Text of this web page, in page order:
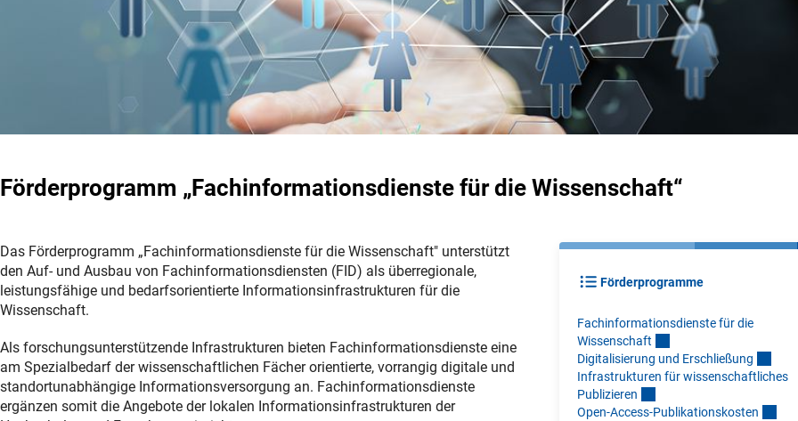
Förderprogramm „Fachinformationsdienste für die Wissenschaft“
Förderprogramme
Fachinformationsdienste für die
Wissenschaft
Digitalisierung und Erschließung
Infrastrukturen für wissenschaftliches
Publizieren
Open-Access-Publikationskosten
Das Förderprogramm „Fachinformationsdienste für die Wissenschaft" unterstützt
den Auf- und Ausbau von Fachinformationsdiensten (FID) als überregionale,
leistungsfähige und bedarfsorientierte Informationsinfrastrukturen für die
Wissenschaft.
Als forschungsunterstützende Infrastrukturen bieten Fachinformationsdienste eine
am Spezialbedarf der wissenschaftlichen Fächer orientierte, vorrangig digitale und
standortunabhängige Informationsversorgung an. Fachinformationsdienste
ergänzen somit die Angebote der lokalen Informationsinfrastrukturen der